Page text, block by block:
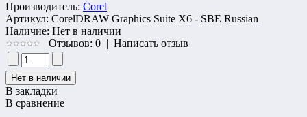
Производитель: Corel
Артикул: CorelDRAW Graphics Suite X6 - SBE Russian
Наличие: Нет в наличии
Отзывов: 0 | Написать отзыв
В закладки
В сравнение